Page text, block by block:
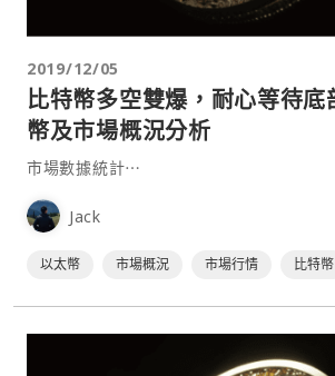
2019/12/05
比特幣多空雙爆，耐心等待
幣及市場概況分析
市場數據統計⋯
Jack
以太幣 市場概況 市場行情 比特幣